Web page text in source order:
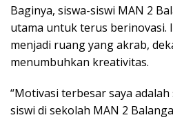
Baginya, siswa-siswi MAN 2
utama untuk terus berinovasi.
menjadi ruang yang akrab,
menumbuhkan kreativitas.
“Motivasi terbesar saya
siswi di sekolah MAN 2